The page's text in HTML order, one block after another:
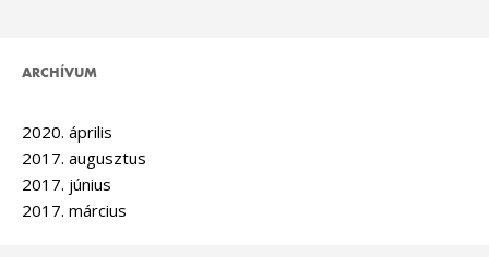
ARCHÍVUM
2020. április
2017. augusztus
2017. június
2017. március